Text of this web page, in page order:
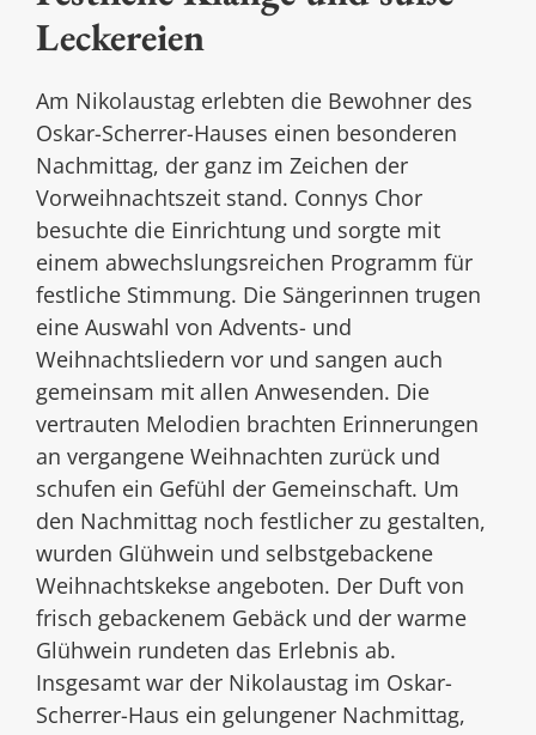
Leckereien
Am Nikolaustag erlebten die Bewohner des
Oskar-Scherrer-Hauses einen besonderen
Nachmittag, der ganz im Zeichen der
Vorweihnachtszeit stand. Connys Chor
besuchte die Einrichtung und sorgte mit
einem abwechslungsreichen Programm für
festliche Stimmung. Die Sängerinnen trugen
eine Auswahl von Advents- und
Weihnachtsliedern vor und sangen auch
gemeinsam mit allen Anwesenden. Die
vertrauten Melodien brachten Erinnerungen
an vergangene Weihnachten zurück und
schufen ein Gefühl der Gemeinschaft. Um
den Nachmittag noch festlicher zu gestalten,
wurden Glühwein und selbstgebackene
Weihnachtskekse angeboten. Der Duft von
frisch gebackenem Gebäck und der warme
Glühwein rundeten das Erlebnis ab.
Insgesamt war der Nikolaustag im Oskar-
Scherrer-Haus ein gelungener Nachmittag,